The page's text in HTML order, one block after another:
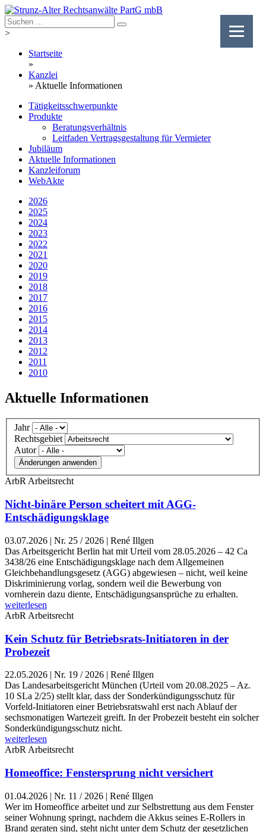
Skip
to
content
>
Startseite
»
Kanzlei
» Aktuelle Informationen
Tätigkeitsschwerpunkte
Produkte
Beratungsverhältnis
Leitfaden Vertragsgestaltung für Vermieter
Jubiläum
Aktuelle Informationen
Kanzleiforum
WebAkte
2026
2025
2024
2023
2022
2021
2020
2019
2018
2017
2016
2015
2014
2013
2012
2011
2010
Aktuelle Informationen
Jahr
Rechtsgebiet
Autor
Änderungen anwenden
ArbRArbeitsrecht
Nicht-binäre Person scheitert mit AGG-
Entschädigungsklage
03.07.2026 | Nr. 25 / 2026 | René Illgen
Das Arbeitsgericht Berlin hat mit Urteil vom 28.05.2026 – 42 Ca
3438/26 eine Entschädigungsklage nach dem Allgemeinen
Gleichbehandlungsgesetz (AGG) abgewiesen – nicht, weil keine
Diskriminierung vorlag, sondern weil die Bewerbung von
vornherein dazu diente, Entschädigungsansprüche zu erhalten.
weiterlesen
ArbR Arbeitsrecht
Kein Schutz für Betriebsrats-Initiatoren in der
Probezeit
22.05.2026 | Nr. 19 / 2026 | René Illgen
Das Landesarbeitsgericht München (Urteil vom 20.08.2025 – Az.
10 SLa 2/25) stellt klar, dass der Sonderkündigungsschutz für
Vorfeld-Initiatoren einer Betriebsratswahl erst nach Ablauf der
sechsmonatigen Wartezeit greift. In der Probezeit besteht ein solcher
Sonderkündigungsschutz nicht.
weiterlesen
ArbR Arbeitsrecht
Homeoffice: Fenstersprung nicht versichert
01.04.2026 | Nr. 11 / 2026 | René Illgen
Wer im Homeoffice arbeitet und zur Selbstrettung aus dem Fenster
seiner Wohnung springt, nachdem die Akkus seines E-Rollers in
Brand geraten sind, steht nicht unter dem Schutz der gesetzlichen